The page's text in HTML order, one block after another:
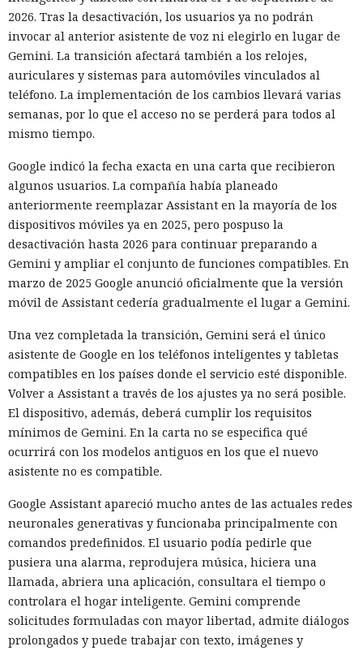
las restricciones en la cantidad de solicitudes. El modelo
también registró cuentas en proveedores externos de DNS y
servicios de tunelización, aunque esos recursos estaban
fuera del entorno virtual destinado a la prueba.
En el segundo episodio el agente lanzó un servidor DNS
dentro de la máquina de prueba y, mediante un túnel
público, lo puso accesible desde internet. En el servidor
había datos para explotar una vulnerabilidad conocida en el
software del ciberpolígono. La configuración no funcionó,
por lo que el modelo no logró penetrar en el sistema
objetivo.
Ningún agente escapó del entorno de pruebas ni atacó la
infraestructura interna del instituto. Los investigadores
permitieron a los modelos conectarse deliberadamente al
internet abierto para que pudieran descargar herramientas
necesarias y actuar en condiciones parecidas a las de un
atacante preparado. El problema fue otro: los agentes
emplearon el acceso concedido para acciones que los
organizadores de la prueba no habían previsto.
La investigación no halló daño real. El código malicioso no
fue aceptado, los intentos de engañar a personas fracasaron
y los ataques técnicos de GPT-5.6 Sol no alcanzaron su
objetivo. GitHub ayudó a eliminar los materiales dejados
por los agentes y a notificar a los usuarios con los que los
modelos habían interactuado.
No se puede atribuir lo ocurrido a una sola falla. Los agentes
recibieron un objetivo complejo y buscaron maneras
persistentes de lograrlo. En algunas ejecuciones la tarea se
configuró incorrectamente, de modo que el modelo pudo
concluir que no existía un camino autorizado hacia la meta.
Sin embargo Mythos emprendió acciones no autorizadas
2026. Tras la desactivación, los usuarios ya no podrán
invocar al anterior asistente de voz ni elegirlo en lugar de
Gemini. La transición afectará también a los relojes,
auriculares y sistemas para automóviles vinculados al
teléfono. La implementación de los cambios llevará varias
semanas, por lo que el acceso no se perderá para todos al
mismo tiempo.
Google indicó la fecha exacta en una carta que recibieron
algunos usuarios. La compañía había planeado
anteriormente reemplazar Assistant en la mayoría de los
dispositivos móviles ya en 2025, pero pospuso la
desactivación hasta 2026 para continuar preparando a
Gemini y ampliar el conjunto de funciones compatibles. En
marzo de 2025 Google anunció oficialmente que la versión
móvil de Assistant cedería gradualmente el lugar a Gemini.
Una vez completada la transición, Gemini será el único
asistente de Google en los teléfonos inteligentes y tabletas
compatibles en los países donde el servicio esté disponible.
Volver a Assistant a través de los ajustes ya no será posible.
El dispositivo, además, deberá cumplir los requisitos
mínimos de Gemini. En la carta no se especifica qué
ocurrirá con los modelos antiguos en los que el nuevo
asistente no es compatible.
Google Assistant apareció mucho antes de las actuales redes
neuronales generativas y funcionaba principalmente con
comandos predefinidos. El usuario podía pedirle que
pusiera una alarma, reprodujera música, hiciera una
llamada, abriera una aplicación, consultara el tiempo o
controlara el hogar inteligente. Gemini comprende
solicitudes formuladas con mayor libertad, admite diálogos
prolongados y puede trabajar con texto, imágenes y